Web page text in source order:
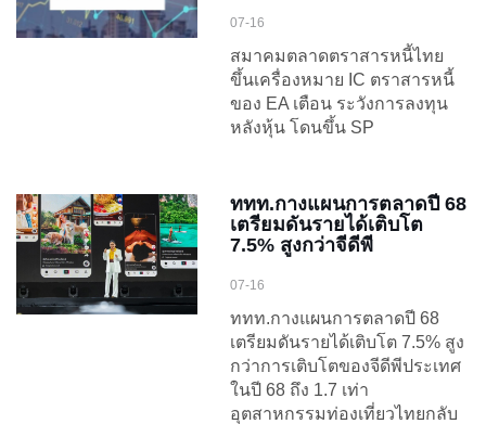
07-16
สมาคมตลาดตราสารหนี้ไทย
ขึ้นเครื่องหมาย IC ตราสารหนี้
ของ EA เตือน ระวังการลงทุน
หลังหุ้น โดนขึ้น SP
ททท.กางแผนการตลาดปี 68
เตรียมดันรายได้เติบโต
7.5% สูงกว่าจีดีพี
07-16
ททท.กางแผนการตลาดปี 68
เตรียมดันรายได้เติบโต 7.5% สูง
กว่าการเติบโตของจีดีพีประเทศ
ในปี 68 ถึง 1.7 เท่า
อุตสาหกรรมท่องเที่ยวไทยกลับ